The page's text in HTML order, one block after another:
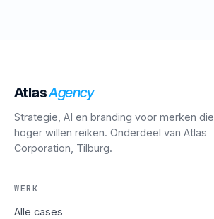
AtlasAgency
Strategie, AI en branding voor merken die
hoger willen reiken. Onderdeel van Atlas
Corporation, Tilburg.
WERK
Alle cases